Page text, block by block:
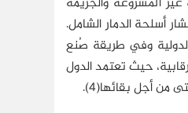
أسلحة الدمار الشامل.
وفي طريقة صُنع
حيث تعتمد الدول
أجل بقائها(4).